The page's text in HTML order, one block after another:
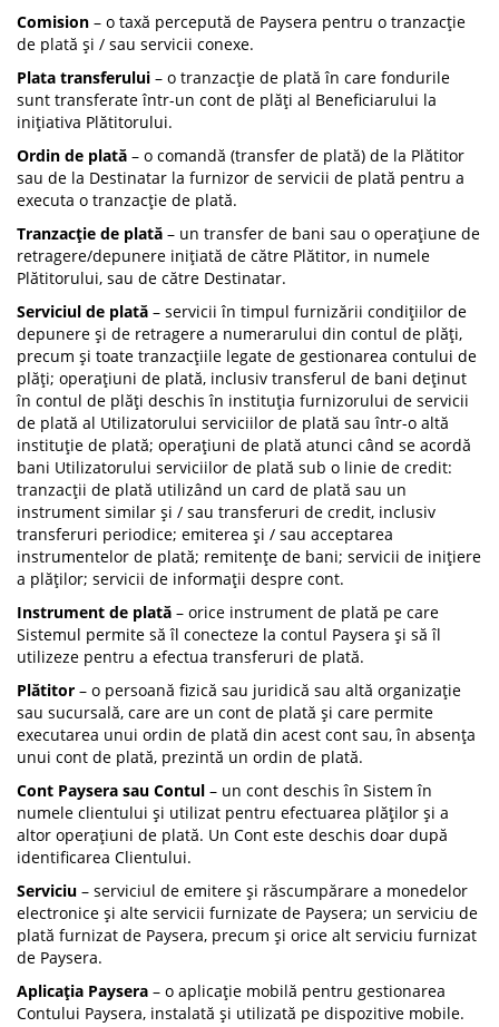
Comision – o taxă percepută de Paysera pentru o tranzacție
de plată și / sau servicii conexe.
Plata transferului – o tranzacție de plată în care fondurile
sunt transferate într-un cont de plăți al Beneficiarului la
inițiativa Plătitorului.
Ordin de plată – o comandă (transfer de plată) de la Plătitor
sau de la Destinatar la furnizor de servicii de plată pentru a
executa o tranzacție de plată.
Tranzacție de plată – un transfer de bani sau o operațiune de
retragere/depunere inițiată de către Plătitor, in numele
Plătitorului, sau de către Destinatar.
Serviciul de plată – servicii în timpul furnizării condițiilor de
depunere și de retragere a numerarului din contul de plăți,
precum și toate tranzacțiile legate de gestionarea contului de
plăți; operațiuni de plată, inclusiv transferul de bani deținut
în contul de plăți deschis în instituția furnizorului de servicii
de plată al Utilizatorului serviciilor de plată sau într-o altă
instituție de plată; operațiuni de plată atunci când se acordă
bani Utilizatorului serviciilor de plată sub o linie de credit:
tranzacții de plată utilizând un card de plată sau un
instrument similar și / sau transferuri de credit, inclusiv
transferuri periodice; emiterea și / sau acceptarea
instrumentelor de plată; remitențe de bani; servicii de inițiere
a plăților; servicii de informații despre cont.
Instrument de plată – orice instrument de plată pe care
Sistemul permite să îl conecteze la contul Paysera și să îl
utilizeze pentru a efectua transferuri de plată.
Plătitor – o persoană fizică sau juridică sau altă organizație
sau sucursală, care are un cont de plată și care permite
executarea unui ordin de plată din acest cont sau, în absența
unui cont de plată, prezintă un ordin de plată.
Cont Paysera sau Contul – un cont deschis în Sistem în
numele clientului și utilizat pentru efectuarea plăților și a
altor operațiuni de plată. Un Cont este deschis doar după
identificarea Clientului.
Serviciu – serviciul de emitere și răscumpărare a monedelor
electronice și alte servicii furnizate de Paysera; un serviciu de
plată furnizat de Paysera, precum și orice alt serviciu furnizat
de Paysera.
Aplicația Paysera – o aplicație mobilă pentru gestionarea
Contului Paysera, instalată și utilizată pe dispozitive mobile.